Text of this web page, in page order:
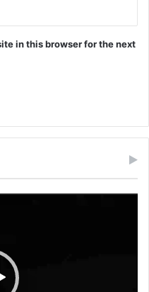
in this browser for the next